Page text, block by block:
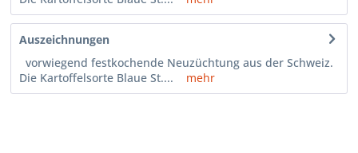
Auszeichnungen
vorwiegend festkochende Neuzüchtung aus der Schweiz.
Die Kartoffelsorte Blaue St....
mehr